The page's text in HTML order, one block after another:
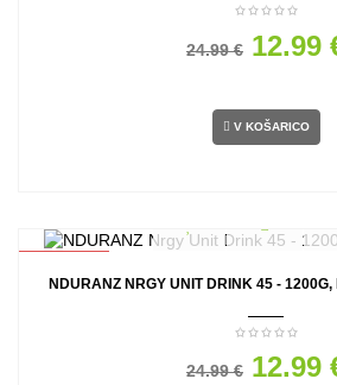
24.99 € 12.99
V KOŠARICO
NDURANZ NRGY UNIT DRINK 45 -
24.99 € 12.99